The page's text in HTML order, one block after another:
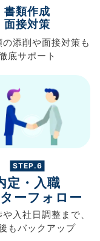
書類作成
面接対策
の添削や面接対策も
底サポート
STEP.6
定・入職
ーフォロー
や入社日調整まで、
もバックアップ